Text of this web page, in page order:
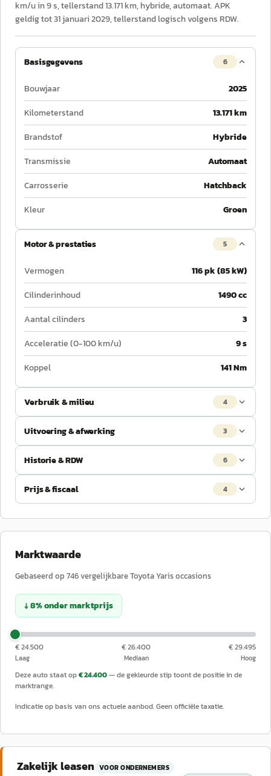
km/u in 9 s, tellerstand 13.171 km, hybride, automaat. APK
geldig tot 31 januari 2029, tellerstand logisch volgens RDW.
Basisgegevens 6
Bouwjaar
2025
Kilometerstand
13.171 km
Brandstof
Hybride
Transmissie
Automaat
Carrosserie
Hatchback
Kleur
Groen
Motor & prestaties 5
Vermogen
116 pk (85 kW)
Cilinderinhoud
1490 cc
Aantal cilinders
3
Acceleratie (0-100 km/u)
9 s
Koppel
141 Nm
Verbruik & milieu 4
Uitvoering & afwerking 3
Historie & RDW 6
Prijs & fiscaal 4
Marktwaarde
Gebaseerd op 746vergelijkbareToyotaYarisoccasions
↓8%ondermarktprijs
€ 24.500
Laag
€ 26.400
Mediaan
€ 29.495
Hoog
Deze auto staat op€ 24.400— de gekleurde stip toont de positie in de
marktrange.
Indicatie op basis van ons actuele aanbod. Geen officiële taxatie.
Zakelijk leasen VOOR ONDERNEMERS